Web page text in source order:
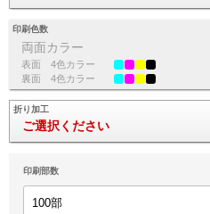
印刷色数
両面カラー
表面
4色カラー
裏面
4色カラー
折り加工
ご選択ください
印刷部数